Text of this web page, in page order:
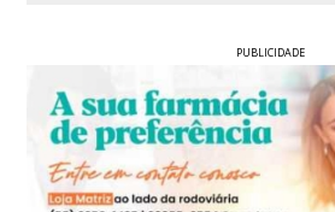
PUBLICIDADE